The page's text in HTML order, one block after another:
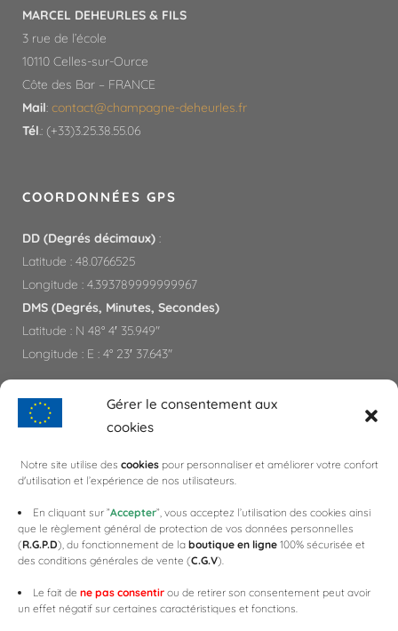
Gérer le consentement aux
cookies
Notre site utilise des cookies pour personnaliser et améliorer votre confort
d'utilisation et l’expérience de nos utilisateurs.
En cliquant sur ”Accepter”, vous acceptez l’utilisation des cookies ainsi
que le règlement général de protection de vos données personnelles
(R.G.P.D), du fonctionnement de la boutique en ligne 100% sécurisée et
des conditions générales de vente (C.G.V).
Le fait de ne pas consentir ou de retirer son consentement peut avoir
un effet négatif sur certaines caractéristiques et fonctions.
MARCEL DEHEURLES & FILS
3 rue de l’école
10110 Celles-sur-Ource
Côte des Bar – FRANCE
Mail: contact@champagne-deheurles.fr​
Tél.: (+33)3.25.38.55.06
COORDONNÉES GPS
DD (Degrés décimaux) :
Latitude : 48.0766525
Longitude : 4.393789999999967
DMS (Degrés, Minutes, Secondes)
Latitude : N 48° 4′ 35.949″
Longitude : E : 4° 23′ 37.643″
PARTENAIRES
CAP'C
CELLES SUR OURCE
CHAMPAGNE DAY
COTEAUX,MAISONS & CAVES DE CHAMPAGNE
SAULTE BOUCHON